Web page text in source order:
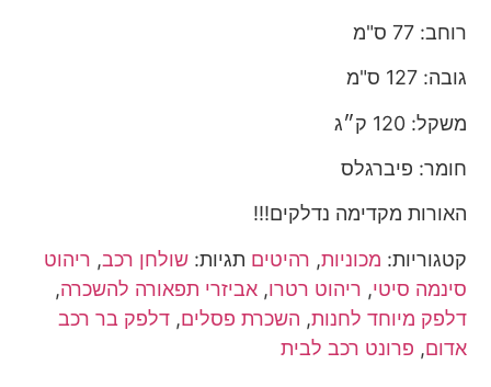
רוחב: 77 ס"מ
גובה: 127 ס"מ
משקל: 120 ק״ג
חומר: פיברגלס
האורות מקדימה נדלקים!!!
קטגוריות: מכוניות, רהיטים תגיות: שולחן רכב, ריהוט
סינמה סיטי, ריהוט רטרו,אביזרי תפאורה להשכרה,
דלפק מיוחד לחנות, השכרת פסלים,דלפק בר רכב
אדום, פרונט רכב לבית